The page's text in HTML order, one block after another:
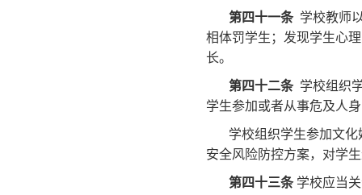
第四十一条学校教师
相体罚学生；发现学生心
长。
第四十二条学校组织
学生参加或者从事危及人
学校组织学生参加文
安全风险防控方案，对学
第四十三条 学校应当